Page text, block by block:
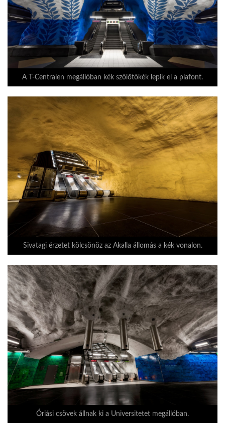
DOBRAVERO.HU
LATIMO.HU
GLOBOBOOK
A T-Centralen megállóban kék szőlőtőkék lepik el a plafont.
Sivatagi érzetet kölcsönöz az Akalla állomás a kék vonalon.
Óriási csövek állnak ki a Universitetet megállóban.